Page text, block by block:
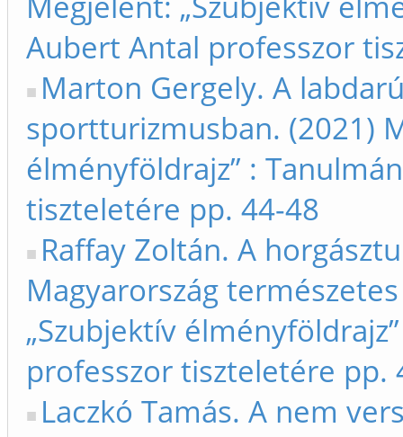
Aubert Antal professzor
Marton Gergely. A
sportturizmusban. (2021)
élményföldrajz” :
tiszteletére pp. 44-48
Raffay Zoltán. A
Magyarország
„Szubjektív
professzor tiszteletére pp.
Laczkó Tamás. A nem